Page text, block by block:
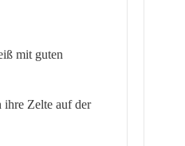
mit guten
ihre Zelte auf der